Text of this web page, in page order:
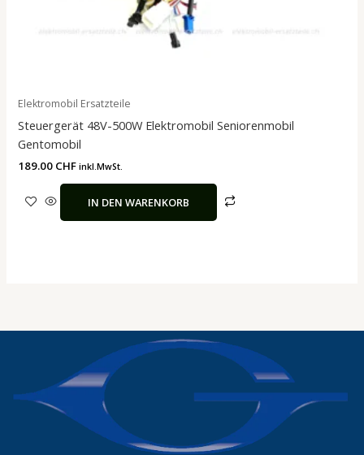
Elektromobil Ersatzteile
Steuergerät 48V-500W Elektromobil Seniorenmobil
Gentomobil
189.00 CHF inkl.MwSt.
IN DEN WARENKORB